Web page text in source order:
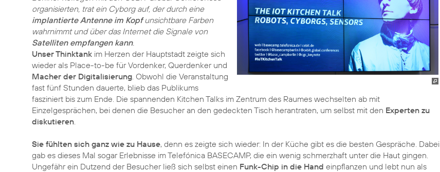
organisierten, trat ein Cyborg auf, der durch eine
implantierte Antenne im Kopfunsichtbare Farben
wahrnimmt und über das Internet die Signale von
Satelliten empfangen kann.
Unser Thinktank im Herzen der Hauptstadt zeigte sich
wieder als Place-to-be für Vordenker, Querdenker und
Macher der Digitalisierung. Obwohl die Veranstaltung
fast fünf Stunden dauerte, blieb das Publikums
fasziniert bis zum Ende. Die spannenden Kitchen Talks im Zentrum des Raumes wechselten ab mit
Einzelgesprächen, bei denen die Besucher an den gedeckten Tisch herantraten, um selbst mit den Experten zu
diskutieren.
Sie fühlten sich ganz wie zu Hause, denn es zeigte sich wieder: In der Küche gibt es die besten Gespräche. Dabei
gab es dieses Mal sogar Erlebnisse im Telefónica BASECAMP, die ein wenig schmerzhaft unter die Haut gingen.
Ungefähr ein Dutzend der Besucher ließ sich selbst einen Funk-Chip in die Hand einpflanzen und lebt nun als